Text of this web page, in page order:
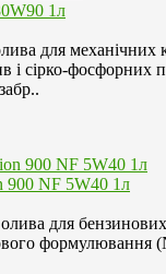
1л
для механічних
і сірко-фосфорних
900 NF 5W40 1л
для бензинових